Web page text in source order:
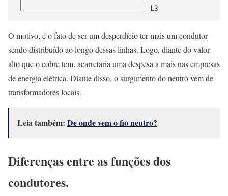
O motivo, é o fato de ser um desperdício ter mais um condutor
sendo distribuído ao longo dessas linhas. Logo, diante do valor
alto que o cobre tem, acarretaria uma despesa a mais nas empresas
de energia elétrica. Diante disso, o surgimento do neutro vem de
transformadores locais.
Leia também: De onde vem o fio neutro?
Diferenças entre as funções dos
condutores.